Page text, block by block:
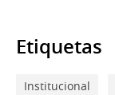
Etiquetas
Institucional